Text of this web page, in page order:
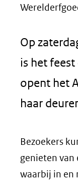
Op
is het
opent het
haar
Bezoekers
genieten
waarbij in en